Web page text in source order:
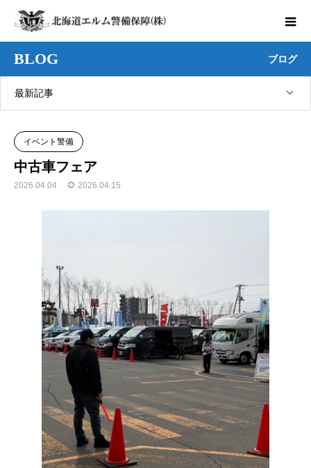
BLOG ブログ
最新記事
イベント警備
中古車フェア
2026.04.04 2026.04.15